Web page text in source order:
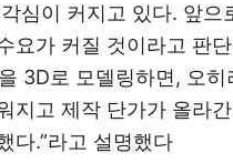
심이 커지고 있다. 앞으
요가 커질 것이라고 판단
3D로 모델링하면, 오
지고 제작 단가가 올라
다.”라고 설명했다